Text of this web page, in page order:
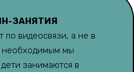
ЗАНЯТИЯ
по видеосвязи, а не в
необходимым мы
занимаются в